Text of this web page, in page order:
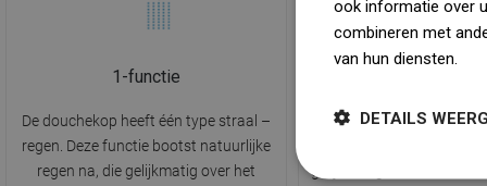
1-functie
De douchekop heeft één type straal –
regen. Deze functie bootst natuurlijke
regen na, die gelijkmatig over het
Standaard waterstraal
gelijkmatig over het
ook informatie over
combineren met
van hun diensten.
DETAILS